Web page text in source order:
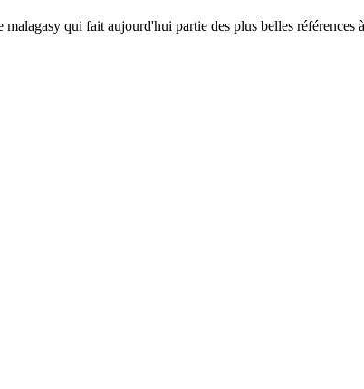
qui fait aujourd'hui partie des plus belles références